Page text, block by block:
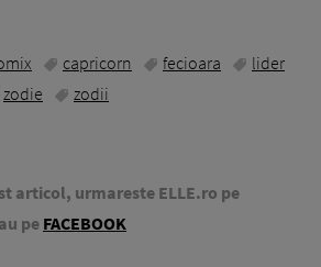
capricorn fecioara
lider
zodie zodii
articol, urmareste ELLE.ro pe
pe FACEBOOK